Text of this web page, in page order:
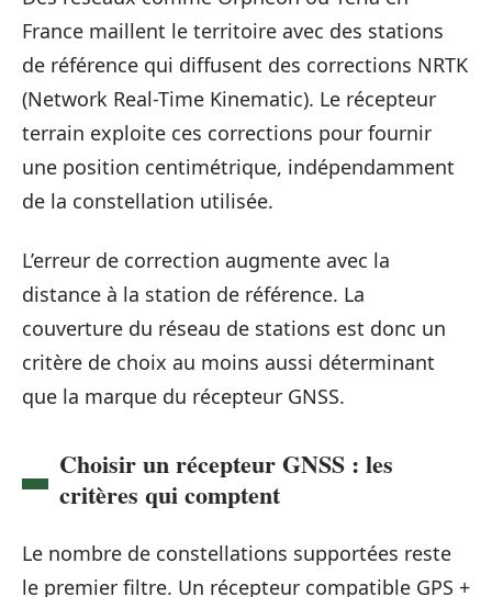
France maillent le territoire avec des stations
de référence qui diffusent des corrections NRTK
(Network Real-Time Kinematic). Le récepteur
terrain exploite ces corrections pour fournir
une position centimétrique, indépendamment
de la constellation utilisée.
L’erreur de correction augmente avec la
distance à la station de référence. La
couverture du réseau de stations est donc un
critère de choix au moins aussi déterminant
que la marque du récepteur GNSS.
Choisir un récepteur GNSS : les
critères qui comptent
Le nombre de constellations supportées reste
le premier filtre. Un récepteur compatible GPS +